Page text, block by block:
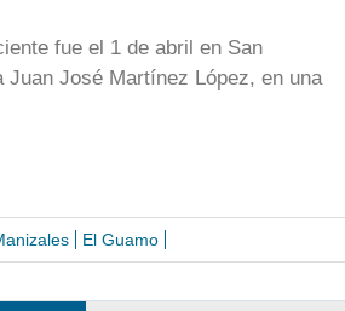
fue el 1 de abril en San
Juan José Martínez López, en una
El Guamo